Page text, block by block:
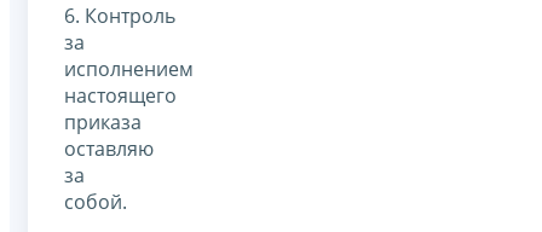
6. Контроль
за
исполнением
настоящего
приказа
оставляю
за
собой.